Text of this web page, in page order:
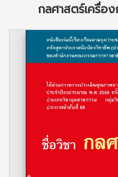
กลศาสตร์เครื่อ
Previous